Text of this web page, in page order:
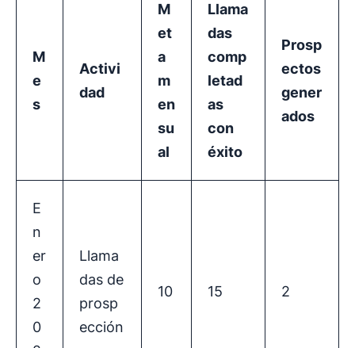
M
e
s
Activi
dad
M
et
a
m
en
su
al
Llama
das
comp
letad
as
con
éxito
Prosp
ectos
gener
ados
E
n
er
o
2
0
Llama
das de
prosp
ección
10 15 2